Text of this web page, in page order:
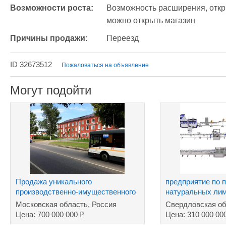
Возможности роста:
Возможность расширения,
можно открыть магазин
Причины продажи: Переезд
ID 32673512 Пожаловаться на объявление
Могут подойти
Продажа уникального
производственно-имущественного
комплекса
Московская область, Россия
Цена: 700 000 000 ₽
предприятие пo
натуральных
сахара
Свердловская
Цена: 310 000